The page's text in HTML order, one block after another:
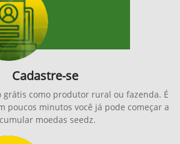
Cadastre-se
grátis como produtor rural ou fazenda. É
poucos minutos você já pode começar a
moedas seedz.